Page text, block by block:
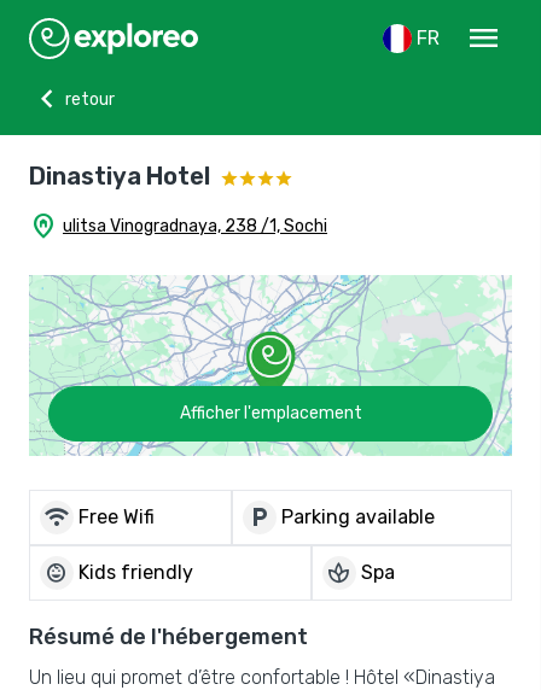
FR
menu
chevron_left
retour
Dinastiya Hotel
home_pin ulitsa Vinogradnaya, 238 /1, Sochi
Afficher l'emplacement
wifi Free Wifi local_parking Parking available
child_care Kids friendly spa Spa
Résumé de l'hébergement
Un lieu qui promet d’être confortable ! Hôtel «Dinastiya